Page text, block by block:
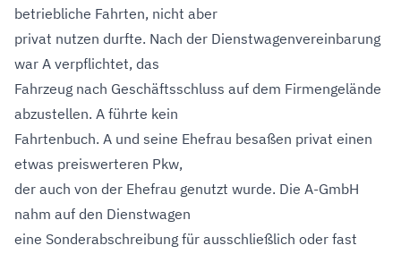
betriebliche Fahrten, nicht aber
privat nutzen durfte. Nach der Dienstwagenvereinbarung
war A verpflichtet, das
Fahrzeug nach Geschäftsschluss auf dem Firmengelände
abzustellen. A führte kein
Fahrtenbuch. A und seine Ehefrau besaßen privat einen
etwas preiswerteren Pkw,
der auch von der Ehefrau genutzt wurde. Die A-GmbH
nahm auf den Dienstwagen
eine Sonderabschreibung für ausschließlich oder fast